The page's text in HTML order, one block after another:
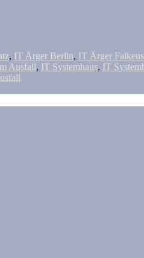
, IT Ärger Berlin, IT Ärger
Ausfall, IT Systemhaus, IT